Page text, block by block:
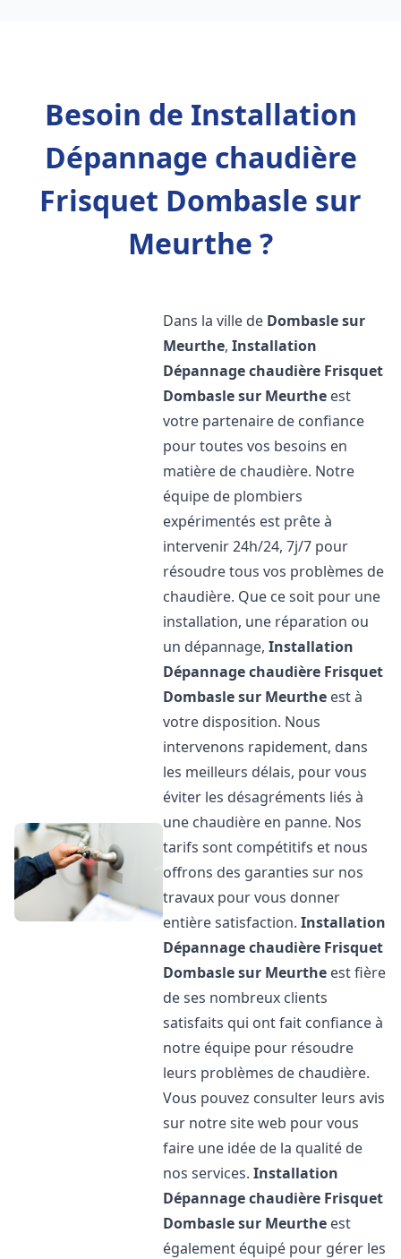
Besoin de Installation
Dépannage chaudière
Frisquet Dombasle sur
Meurthe ?
Dans la ville de Dombasle sur
Meurthe,Installation
Dépannage chaudière Frisquet
Dombasle sur Meurthe est
votre partenaire de confiance
pour toutes vos besoins en
matière de chaudière. Notre
équipe de plombiers
expérimentés est prête à
intervenir 24h/24, 7j/7 pour
résoudre tous vos problèmes de
chaudière. Que ce soit pour une
installation, une réparation ou
un dépannage,Installation
Dépannage chaudière Frisquet
Dombasle sur Meurthe est à
votre disposition. Nous
intervenons rapidement, dans
les meilleurs délais, pour vous
éviter les désagréments liés à
une chaudière en panne. Nos
tarifs sont compétitifs et nous
offrons des garanties sur nos
travaux pour vous donner
entière satisfaction.Installation
Dépannage chaudière Frisquet
Dombasle sur Meurthe est fière
de ses nombreux clients
satisfaits qui ont fait confiance à
notre équipe pour résoudre
leurs problèmes de chaudière.
Vous pouvez consulter leurs avis
sur notre site web pour vous
faire une idée de la qualité de
nos services.Installation
Dépannage chaudière Frisquet
Dombasle sur Meurthe est
également équipé pour gérer les